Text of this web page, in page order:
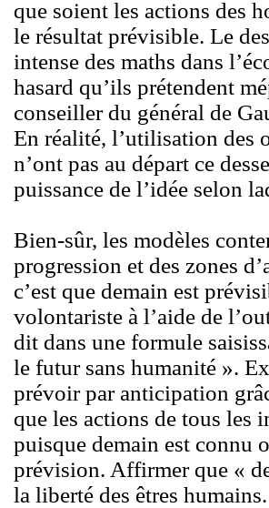
que soient les actions des
le résultat prévisible. Le
intense des maths dans
hasard qu’ils prétendent
conseiller du général de
En réalité, l’utilisation des
n’ont pas au départ ce
puissance de l’idée selon
Bien-sûr, les modèles
progression et des zones
c’est que demain est
volontariste à l’aide de
dit dans une formule
le futur sans humanité ».
prévoir par anticipation
que les actions de tous les
puisque demain est connu
prévision. Affirmer que «
la liberté des êtres humains.